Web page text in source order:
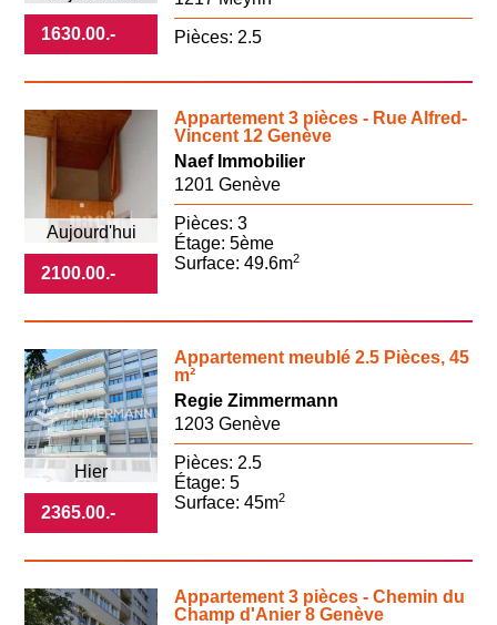
1630.00.- Pièces: 2.5
2100.00.-
Appartement 3 pièces - Rue Alfred-
Vincent 12 Genève
Aujourd'hui
Naef Immobilier
1201 Genève
Pièces: 3
Étage: 5ème
Surface: 49.6m2
2365.00.-
Appartement meublé 2.5 Pièces, 45
m²
Hier
Regie Zimmermann
1203 Genève
Pièces: 2.5
Étage: 5
Surface: 45m2
Appartement 3 pièces - Chemin du
Champ d'Anier 8 Genève